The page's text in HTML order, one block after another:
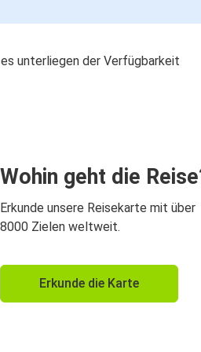
unterliegen der Verfügbarkeit
Wohin geht die
Erkunde unsere Reisekarte mit über
8000 Zielen weltweit.
Erkunde die Karte